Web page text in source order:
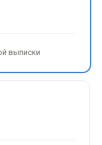
выписки